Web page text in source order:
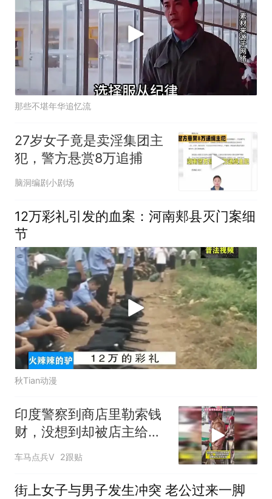
那些不堪年华追忆流
27岁女子竟是卖淫集团主
犯，警方悬赏8万追捕
脑洞编剧小剧场
12万彩礼引发的血案：河南郏县灭门案细
节
秋Tian动漫
印度警察到商店里勒索钱
财，没想到却被店主给全
程拍摄了下来
车马点兵V 2跟贴
街上女子与男子发生冲突 老公过来一脚